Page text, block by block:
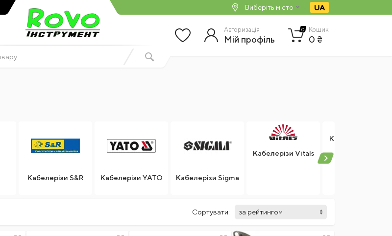
Виберіть місто UA
Авторизація
Мій профіль
0 Кошик
0 ₴
Кабелерізи S&R
Кабелерізи YATO Кабелерізи Sigma
Кабелерізи Vitals
Кабелерізи Stark
Сортувати: